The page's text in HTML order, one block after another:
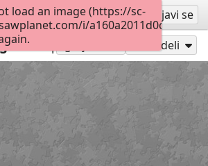
Registruj se Prijavi se
puzzle Podeli
load an image (https://sc-
i/